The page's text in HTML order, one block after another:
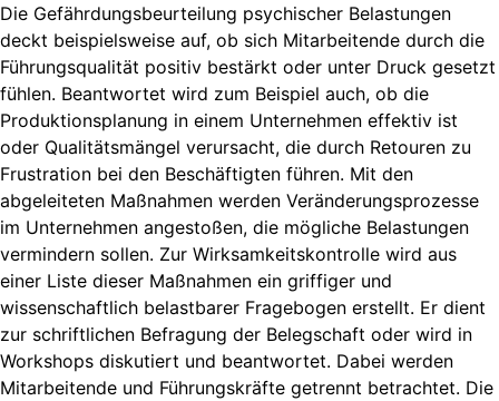
Die Gefährdungsbeurteilung psychischer Belastungen
deckt beispielsweise auf, ob sich Mitarbeitende durch die
Führungsqualität positiv bestärkt oder unter Druck gesetzt
fühlen. Beantwortet wird zum Beispiel auch, ob die
Produktionsplanung in einem Unternehmen effektiv ist
oder Qualitätsmängel verursacht, die durch Retouren zu
Frustration bei den Beschäftigten führen. Mit den
abgeleiteten Maßnahmen werden Veränderungsprozesse
im Unternehmen angestoßen, die mögliche Belastungen
vermindern sollen. Zur Wirksamkeitskontrolle wird aus
einer Liste dieser Maßnahmen ein griffiger und
wissenschaftlich belastbarer Fragebogen erstellt. Er dient
zur schriftlichen Befragung der Belegschaft oder wird in
Workshops diskutiert und beantwortet. Dabei werden
Mitarbeitende und Führungskräfte getrennt betrachtet. Die